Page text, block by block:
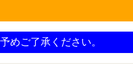
めご了承ください。